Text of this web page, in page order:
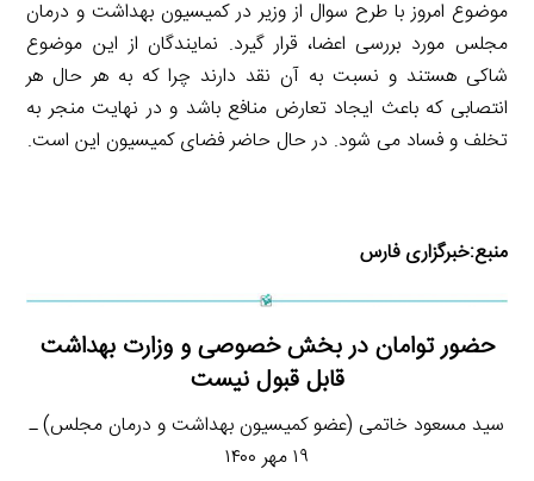
موضوع امروز با طرح سوال از وزیر در کمیسیون بهداشت و درمان
مجلس مورد بررسی اعضا، قرار گیرد. نمایندگان از این موضوع
شاکی هستند و نسبت به آن نقد دارند چرا که به هر حال هر
انتصابی که باعث ایجاد تعارض منافع باشد و در نهایت منجر به
تخلف و فساد می شود. در حال حاضر فضای کمیسیون این است.
منبع:خبرگزاری فارس
حضور توامان در بخش خصوصی و وزارت بهداشت
قابل قبول نیست
سید مسعود خاتمی (عضو کمیسیون بهداشت و درمان مجلس) ـ
۱۹ مهر ۱۴۰۰